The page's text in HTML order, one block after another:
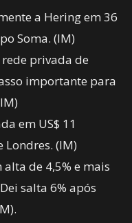
a Hering em 36
Soma. (IM)
privada de
importante para
em US$ 11
Londres. (IM)
alta de 4,5% e mais
salta 6% após